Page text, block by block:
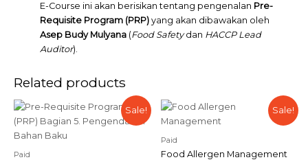
E-Course ini akan berisikan tentang pengenalan Pre-
Requisite Program (PRP)yang akan dibawakan oleh
Asep Budy Mulyana (Food Safetydan HACCP Lead
Auditor).
Related products
Sale!
Paid
Sale!
Paid
Food Allergen Management